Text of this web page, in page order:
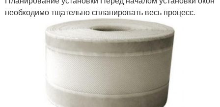
Конденсат на окнах
Тепло через
незакрытые окна
Окна при установке
необходимо тщательно спланировать весь процесс.